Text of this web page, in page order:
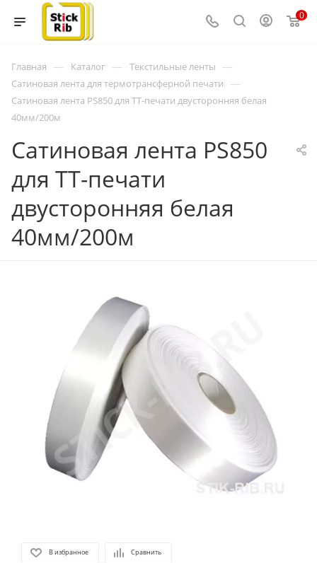
0
Главная — Каталог — Текстильные ленты —
Сатиновая лента для термотрансферной печати —
Сатиновая лента PS850 для ТТ-печати двусторонняя белая
40мм/200м
Сатиновая лента PS850
для ТТ-печати
двусторонняя белая
40мм/200м
В избранное Сравнить